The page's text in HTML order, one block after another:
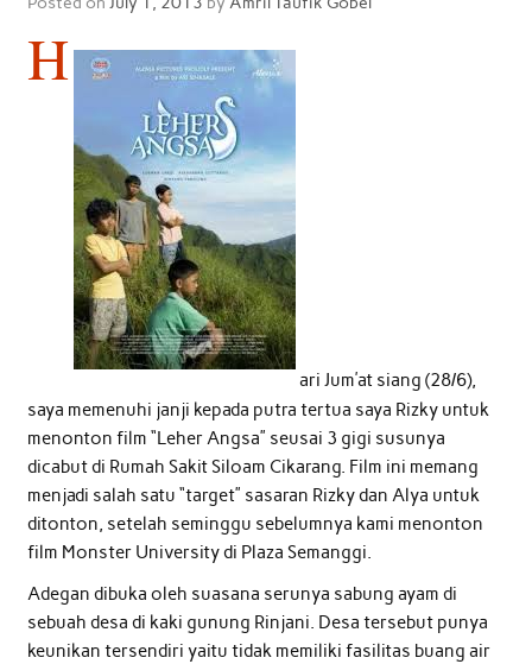
H
ari Jum’at siang (28/6),
saya memenuhi janji kepada putra tertua saya Rizky untuk
menonton film “Leher Angsa” seusai 3 gigi susunya
dicabut di Rumah Sakit Siloam Cikarang. Film ini memang
menjadi salah satu “target” sasaran Rizky dan Alya untuk
ditonton, setelah seminggu sebelumnya kami menonton
film Monster University di Plaza Semanggi.
Adegan dibuka oleh suasana serunya sabung ayam di
sebuah desa di kaki gunung Rinjani. Desa tersebut punya
keunikan tersendiri yaitu tidak memiliki fasilitas buang air